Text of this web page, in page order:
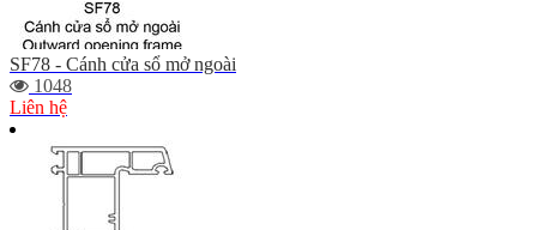
SF78 - Cánh cửa sổ mở ngoài
1048
Liên hệ